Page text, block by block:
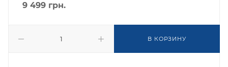
9 499 грн.
В КОРЗИНУ